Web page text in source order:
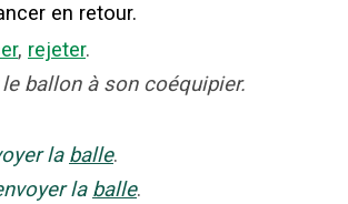
en retour.
, rejeter.
le ballon à son coéquipier.
la balle.
la balle.